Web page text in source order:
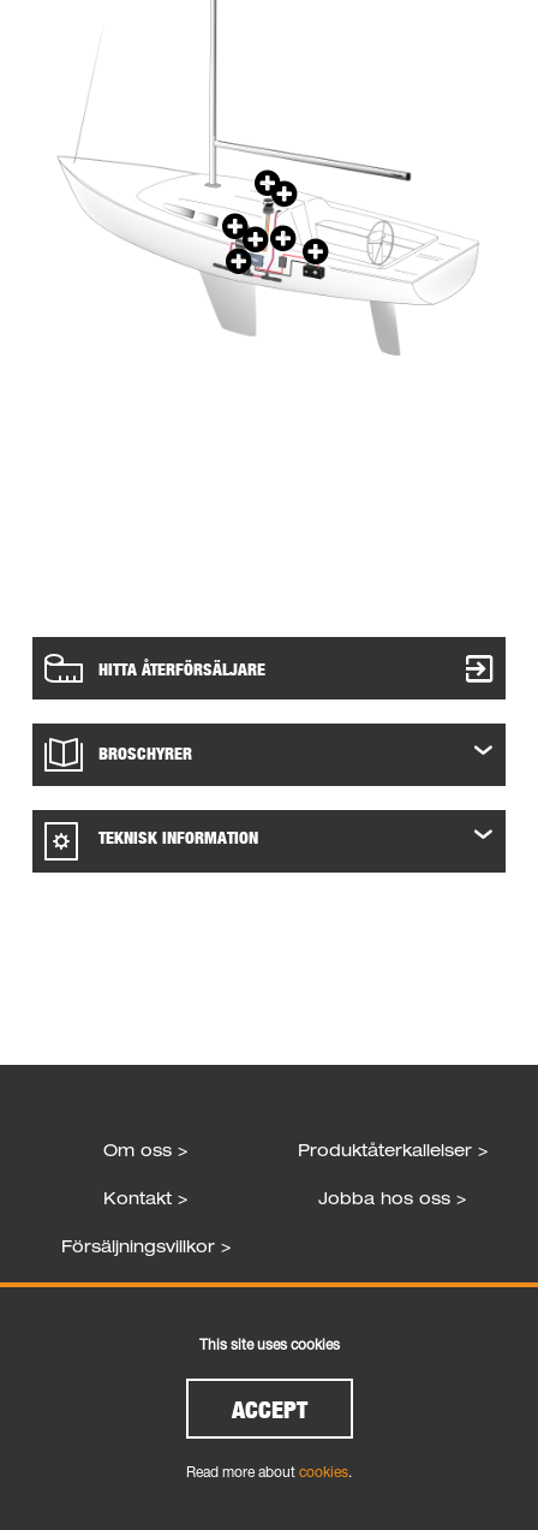
HITTA ÅTERFÖRSÄLJARE
BROSCHYRER
TEKNISK INFORMATION
Om oss >
Kontakt >
Försäljningsvillkor >
Produktåterkallelser >
Jobba hos oss >
This site uses cookies
ACCEPT
Read more about cookies.